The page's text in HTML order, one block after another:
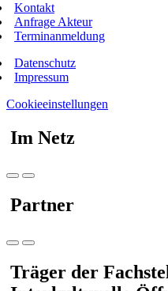
Kontakt
Anfrage Akteur
Terminanmeldung
Datenschutz
Impressum
Cookieeinstellungen
Im Netz
Partner
Träger der